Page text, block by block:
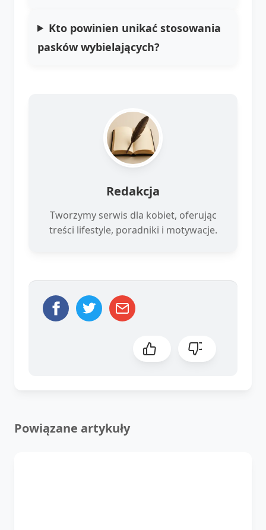
Kto powinien unikać stosowania
pasków wybielających?
Redakcja
Tworzymy serwis dla kobiet, oferując
treści lifestyle, poradniki i motywacje.
Powiązane artykuły